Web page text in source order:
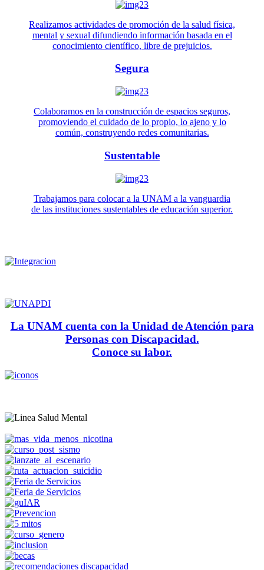
Realizamos actividades de promoción de la salud física,
mental y sexual difundiendo información basada en el
conocimiento científico, libre de prejuicios.
Segura
Colaboramos en la construcción de espacios seguros,
promoviendo el cuidado de lo propio, lo ajeno y lo
común, construyendo redes comunitarias.
Sustentable
Trabajamos para colocar a la UNAM a la vanguardia
de las instituciones sustentables de educación superior.
La UNAM cuenta con la Unidad de Atención para
Personas con Discapacidad.
Conoce su labor.